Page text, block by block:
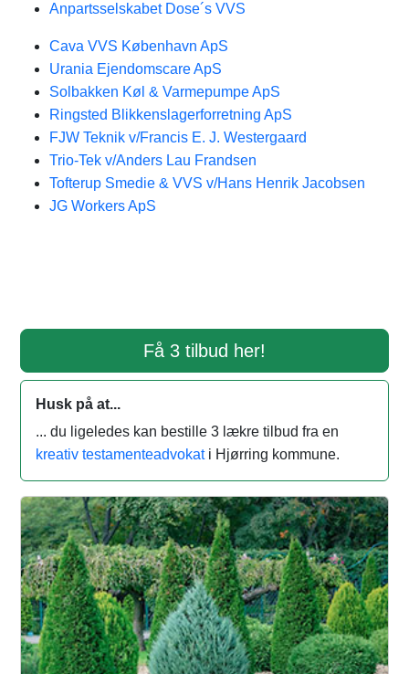
Anpartsselskabet Dose´s VVS
Cava VVS København ApS
Urania Ejendomscare ApS
Solbakken Køl & Varmepumpe ApS
Ringsted Blikkenslagerforretning ApS
FJW Teknik v/Francis E. J. Westergaard
Trio-Tek v/Anders Lau Frandsen
Tofterup Smedie & VVS v/Hans Henrik Jacobsen
JG Workers ApS
Få 3 tilbud her!
Husk på at...
... du ligeledes kan bestille 3 lækre tilbud fra en
kreativ testamenteadvokati Hjørring kommune.